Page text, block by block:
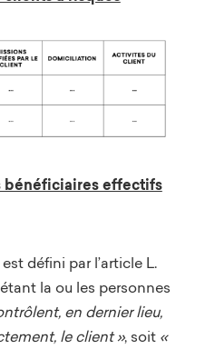
bénéficiaires effectifs
défini par l’article L.
la ou les personnes
en dernier lieu,
le client », soit «